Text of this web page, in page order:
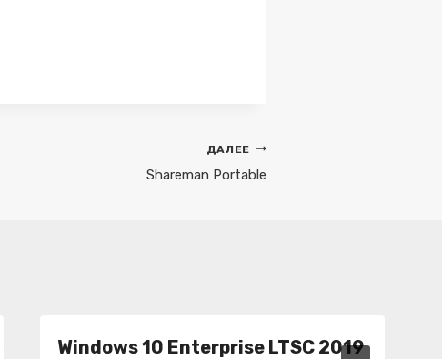
ДАЛЕЕ
Shareman Portable
Windows 10 Enterprise LTSC 2019